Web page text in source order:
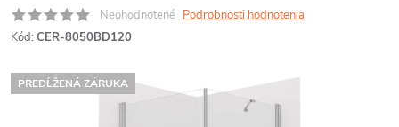
Neohodnotené Podrobnosti hodnotenia
Kód: CER-8050BD120
PREDĹŽENÁ ZÁRUKA